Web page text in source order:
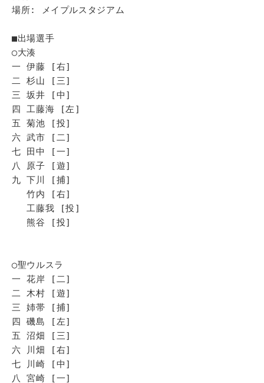
場所: メイプルスタジアム
■出場選手
◯大湊
一 伊藤 [右]
二 杉山 [三]
三 坂井 [中]
四 工藤海 [左]
五 菊池 [投]
六 武市 [二]
七 田中 [一]
八 原子 [遊]
九 下川 [捕]
竹内 [右]
工藤我 [投]
熊谷 [投]
◯聖ウルスラ
一 花岸 [二]
二 木村 [遊]
三 姉帯 [捕]
四 磯島 [左]
五 沼畑 [三]
六 川畑 [右]
七 川崎 [中]
八 宮崎 [一]